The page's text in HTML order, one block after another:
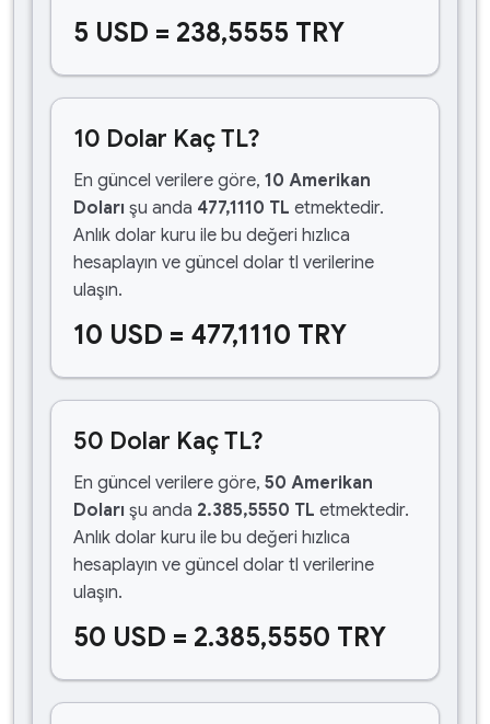
5 USD = 238,5555 TRY
10 Dolar Kaç TL?
En güncel verilere göre, 10 Amerikan
Doları şu anda 477,1110 TL etmektedir.
Anlık dolar kuru ile bu değeri hızlıca
hesaplayın ve güncel dolar tl verilerine
ulaşın.
10 USD = 477,1110 TRY
50 Dolar Kaç TL?
En güncel verilere göre, 50 Amerikan
Doları şu anda 2.385,5550 TL etmektedir.
Anlık dolar kuru ile bu değeri hızlıca
hesaplayın ve güncel dolar tl verilerine
ulaşın.
50 USD = 2.385,5550 TRY